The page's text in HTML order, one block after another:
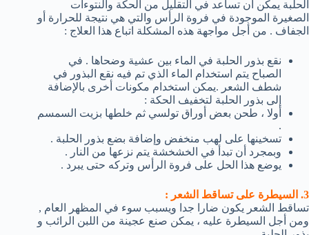
الحلبة يمكن أن تساعد في التقليل من الحكة والنتوءات
الصغيرة الموجودة في فروة الرأس والتي هي نتيجة للحرارة أو
الجفاف . من أجل مواجهة هذه المشكلة اتباع هذا العلاج :
نقع بذور الحلبة في الماء بين عشية وضحاها . في
الصباح يتم استخدام الماء الذي تم فيه نقع البذور في
شطف الشعر .يمكن استخدام مكونات أخرى بالإضافة
إلى بذور الحلبة لتخفيف الحكة :
أولا ، طحن بعض أوراق تولسي ثم خلطها بزيت السمسم
.
تسخينها على لهب منخفض وإضافة بضع بذور الحلبة .
وبمجرد أن تبدأ في الخشخشة يتم نزعها من النار .
يوضع هذا الحل على فروة الرأس وتركه حتى يبرد .
3. السيطرة على تساقط الشعر :
تساقط الشعر يكون ضارا جدا ويسبب سوء في المظهر العام ,
ومن أجل السيطرة عليه ، يمكن صنع عجينة من اللبن الرائب و